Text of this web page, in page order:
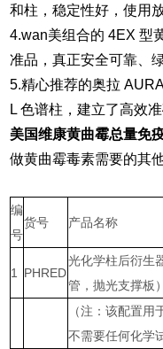
和柱，稳定性好，使用放
4.wan美组合的 4EX 型
准品，真正安全可靠、
5.精心推荐的奥拉
L 色谱柱，建立了高效
美国维康黄曲霉总量免
做黄曲霉毒素需要的其
编
号
货号 产品名称
1 PHRED
光化学柱后衍生
管，抛光支撑板）
（注：该配置用
不需要任何化学